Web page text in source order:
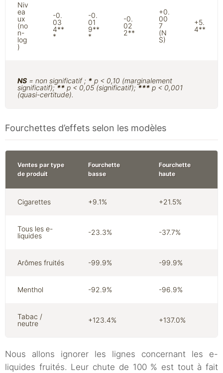
Niv
ea
ux
(no
n-
log
)
-0.
03
4**
*
-0.
01
9**
*
-0.
02
2**
+0.
00
7
(N
S)
+5.
4**
NS = non significatif ; * p < 0,10 (marginalement
significatif);** p < 0,05 (significatif);*** p < 0,001
(quasi-certitude).
Fourchettes d’effets selon les modèles
Ventes par type
de produit
Fourchette
basse
Fourchette
haute
Cigarettes +9.1% +21.5%
Tous les e-
liquides
-23.3% -37.7%
Arômes fruités -99.9% -99.9%
Menthol -92.9% -96.9%
Tabac /
neutre
+123.4% +137.0%
Nous allons ignorer les lignes concernant les e-
liquides fruités. Leur chute de 100 % est tout à fait